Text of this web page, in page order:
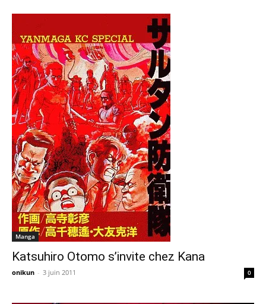
Manga
Katsuhiro Otomo s’invite chez Kana
onikun - 3 juin 2011 0